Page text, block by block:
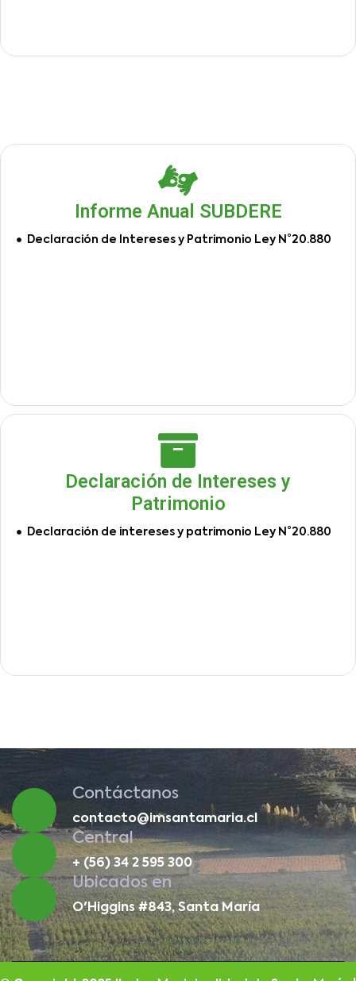
Informe Anual SUBDERE
Declaración de Intereses y Patrimonio Ley N°20.880
Declaración de Intereses y
Patrimonio
Declaración de intereses y patrimonio Ley N°20.880
Contáctanos
contacto@imsantamaria.cl
Central
+ (56) 34 2 595 300
Ubicados en
O'Higgins #843, Santa María